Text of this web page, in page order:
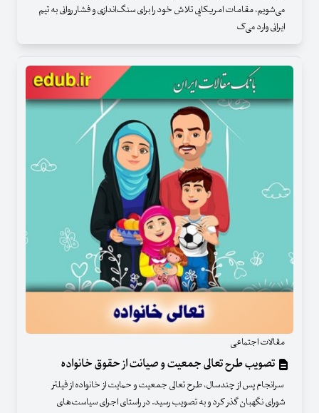
می‌شویم، مقامات امریکایی تلاش خود را برای سنگ‌اندازی و فشار روانی به تیم
ایرانی وارد می‌ک
مقالات اجتماعی
تصویب طرح تعالی جمعیت و صیانت از حقوق خانواده
سرانجام پس از چندسال، طرح تعالی جمعیت و حمایت از خانواده از فیلتر
شورای نگهبان گذر کرد و به تصویب رسید. در راستای اجرای سیاست‌های